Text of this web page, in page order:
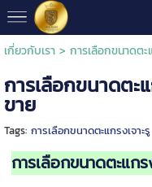
เกี่ยวกับเรา> การเลือกขนาดต
การเลือกขนาดตะ
ขาย
Tags: การเลือกขนาดตะแกรงเจาะรู
การเลือกขนาดตะแก